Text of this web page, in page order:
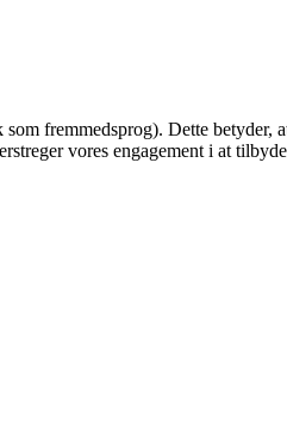
fremmedsprog). Dette betyder,
vores engagement i at